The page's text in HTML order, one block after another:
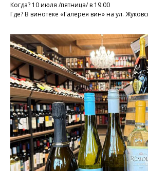
Когда? 10 июля /пятница/ в 19:00
Где? В винотеке «Галерея вин» на ул.